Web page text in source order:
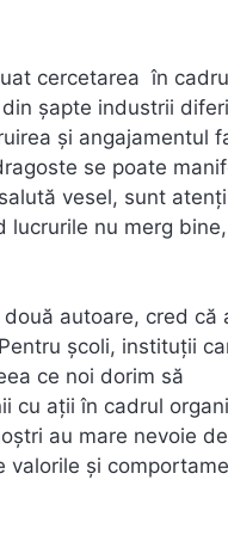
cercetarea în
șapte industrii
și angajamentul
se poate
vesel, sunt
lucrurile nu merg
autoare, cred că
școli, instituții
ce noi dorim să
cu ații în cadrul
au mare nevoie de
valorile și